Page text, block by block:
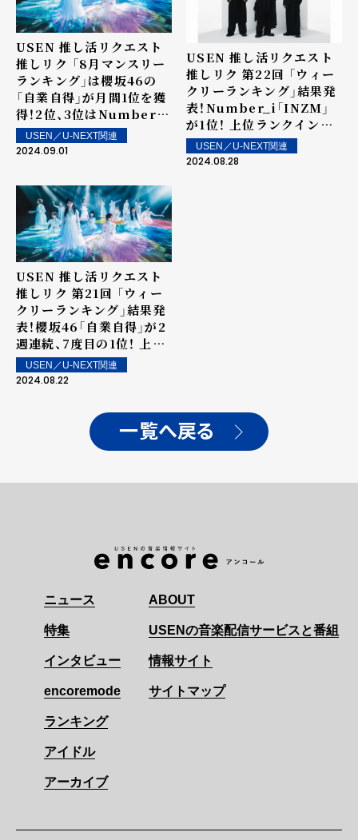
USEN 推し活リクエスト
推しリク 「8月マンスリー
ランキング」は櫻坂46の
「自業自得」が月間1位を獲
得！2位、3位はNumber_i
の「BON」、「INZM」がラ
ンクイン！
USEN／U-NEXT関連
2024.09.01
USEN 推し活リクエスト
推しリク 第22回 「ウィー
クリーランキング」結果発
表！Number_i「INZM」
が1位！ 上位ランクイン楽
曲は街中・店内で配信！
USEN／U-NEXT関連
2024.08.28
USEN 推し活リクエスト
推しリク 第21回 「ウィー
クリーランキング」結果発
表！櫻坂46「自業自得」が2
週連続、7度目の1位！ 上位
ランクイン楽曲は街中・店
内で配信！
USEN／U-NEXT関連
2024.08.22
一覧へ戻る
ニュース
特集
インタビュー
encoremode
ランキング
アイドル
アーカイブ
ABOUT
USENの音楽配信サービスと番組
情報サイト
サイトマップ